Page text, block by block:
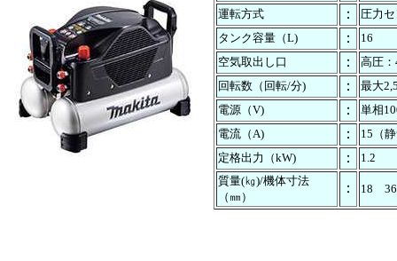
運転方式 ：
圧力
タンク容量（L)
：
16
空気取出し口
：
高圧：
回転数（回転/分)
：
最大
電源（V)
：
単相
電流（A)
：
15（
定格出力（kW)
：
1.2
質量(㎏)/機体寸法
（㎜）
： 18